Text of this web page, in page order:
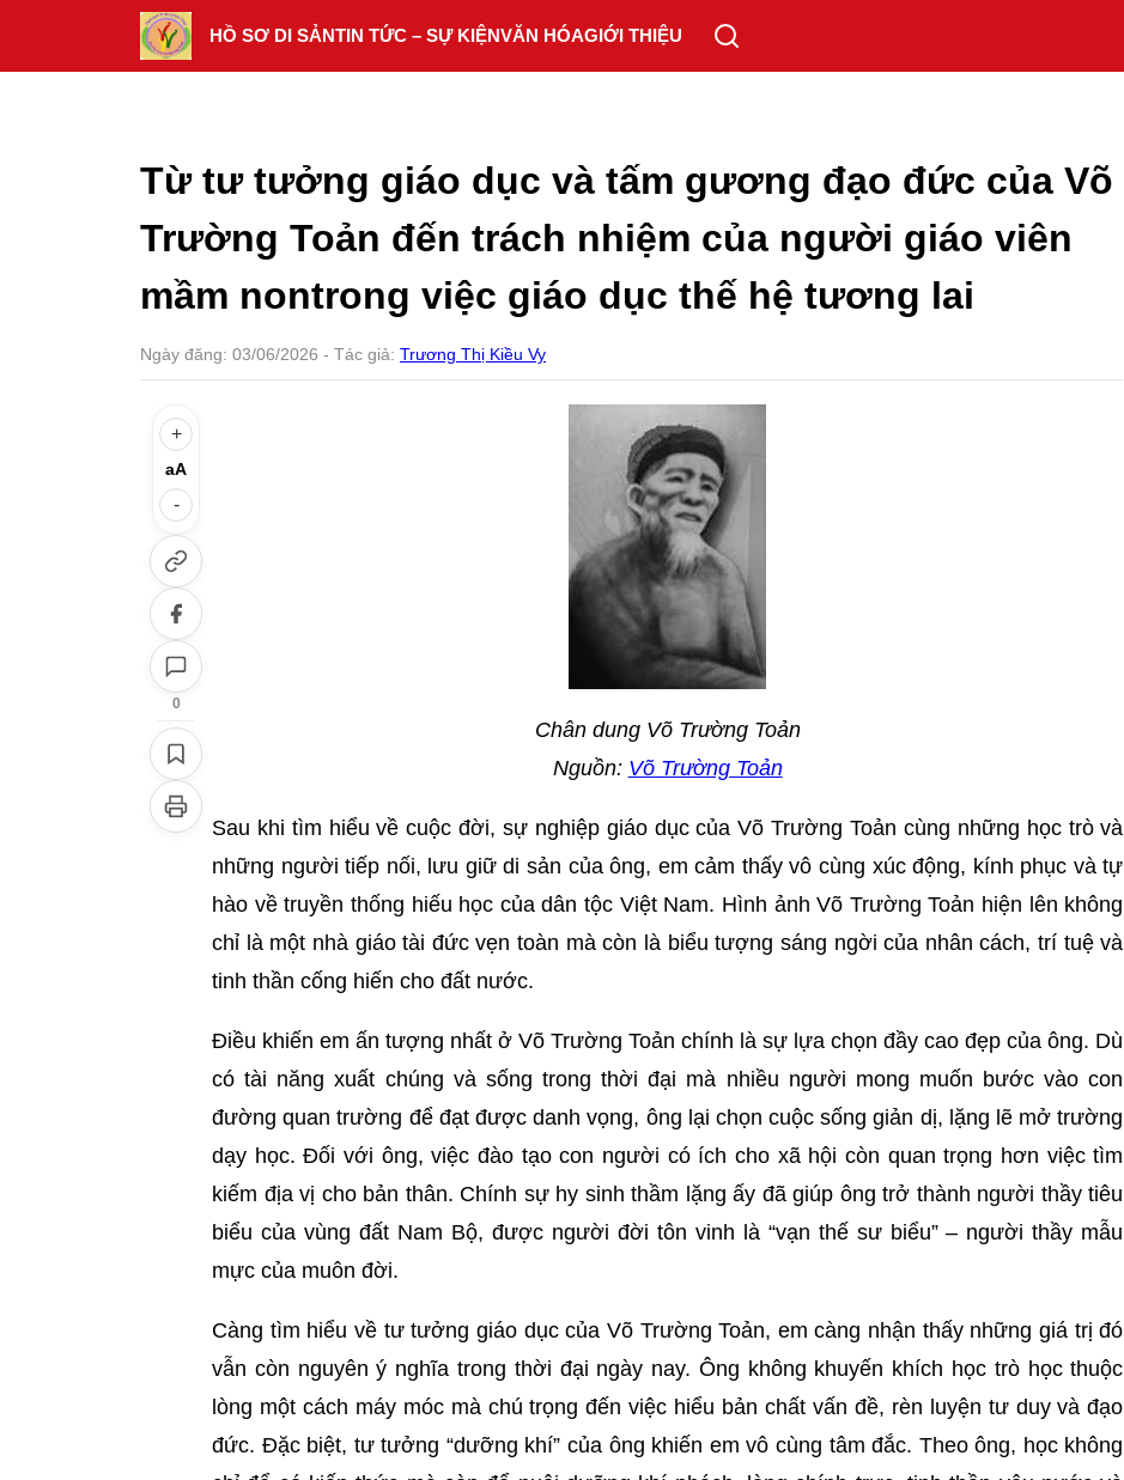
content
HỒ SƠ DI SẢNTIN TỨC – SỰ KIỆNVĂN HÓAGIỚI THIỆU
Từ tư tưởng giáo dục và tấm gương đạo đức của Võ
Trường Toản đến trách nhiệm của người giáo viên
mầm nontrong việc giáo dục thế hệ tương lai
Ngày đăng: 03/06/2026 - Tác giả: Trương Thị Kiều Vy
+
aA
-
0
Chân dung Võ Trường Toản
Nguồn: Võ Trường Toản
Sau khi tìm hiểu về cuộc đời, sự nghiệp giáo dục của Võ Trường Toản cùng những học trò và
những người tiếp nối, lưu giữ di sản của ông, em cảm thấy vô cùng xúc động, kính phục và tự
hào về truyền thống hiếu học của dân tộc Việt Nam. Hình ảnh Võ Trường Toản hiện lên không
chỉ là một nhà giáo tài đức vẹn toàn mà còn là biểu tượng sáng ngời của nhân cách, trí tuệ và
tinh thần cống hiến cho đất nước.
Điều khiến em ấn tượng nhất ở Võ Trường Toản chính là sự lựa chọn đầy cao đẹp của ông. Dù
có tài năng xuất chúng và sống trong thời đại mà nhiều người mong muốn bước vào con
đường quan trường để đạt được danh vọng, ông lại chọn cuộc sống giản dị, lặng lẽ mở trường
dạy học. Đối với ông, việc đào tạo con người có ích cho xã hội còn quan trọng hơn việc tìm
kiếm địa vị cho bản thân. Chính sự hy sinh thầm lặng ấy đã giúp ông trở thành người thầy tiêu
biểu của vùng đất Nam Bộ, được người đời tôn vinh là “vạn thế sư biểu” – người thầy mẫu
mực của muôn đời.
Càng tìm hiểu về tư tưởng giáo dục của Võ Trường Toản, em càng nhận thấy những giá trị đó
vẫn còn nguyên ý nghĩa trong thời đại ngày nay. Ông không khuyến khích học trò học thuộc
lòng một cách máy móc mà chú trọng đến việc hiểu bản chất vấn đề, rèn luyện tư duy và đạo
đức. Đặc biệt, tư tưởng “dưỡng khí” của ông khiến em vô cùng tâm đắc. Theo ông, học không